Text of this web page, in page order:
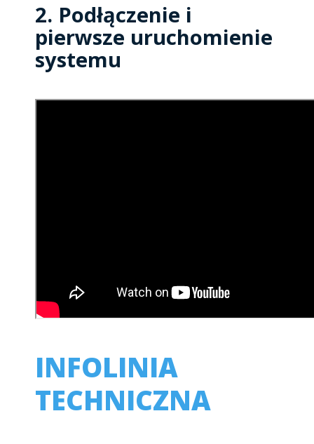
2. Podłączenie i
pierwsze uruchomienie
systemu
INFOLINIA
TECHNICZNA